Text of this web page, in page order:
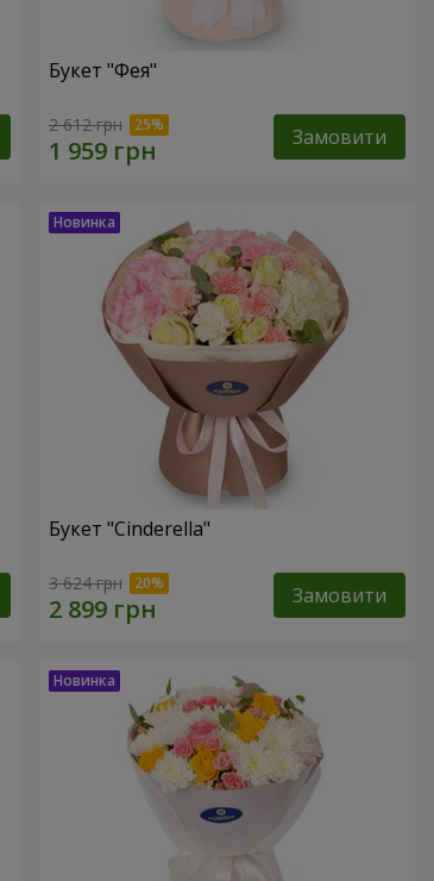
Букет "Фея"
2 612 грн Замовити
Букет "Cinderella"
3 624 грн Замовити